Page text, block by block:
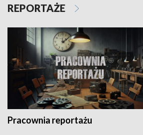
REPORTAŻE
Pracownia reportażu